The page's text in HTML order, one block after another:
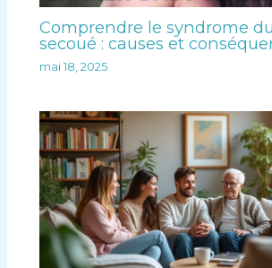
Comprendre le syndrome
secoué : causes et
mai 18, 2025